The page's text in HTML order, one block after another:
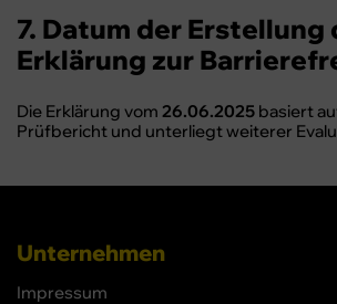
7. Datum der Erstellung
Erklärung zur
Die Erklärung vom 26.06.2025 basiert
Prüfbericht und unterliegt weiterer
Unternehmen
Impressum